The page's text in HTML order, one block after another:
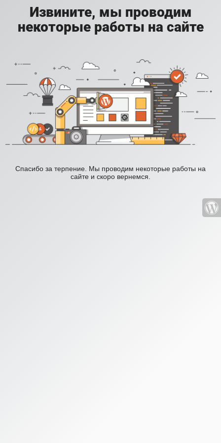
Извините, мы проводим
некоторые работы на сайте
Спасибо за терпение. Мы проводим некоторые работы на
сайте и скоро вернемся.